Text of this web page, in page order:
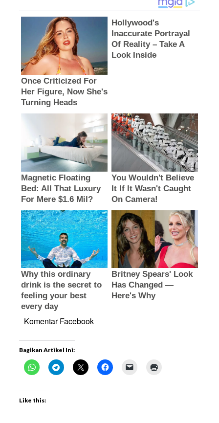
Komentar Facebook
Bagikan Artikel Ini:
Like this: